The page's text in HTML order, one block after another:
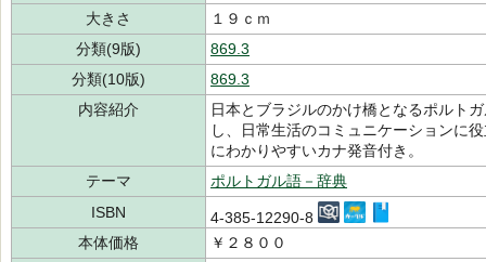
大きさ
１９ｃｍ
分類(9版)
869.3
分類(10版)
869.3
内容紹介
日本とブラジルのかけ橋となるポルト
し、日常生活のコミュニケーションに
にわかりやすいカナ発音付き。
テーマ
ポルトガル語－辞典
ISBN
4-385-12290-8
本体価格
￥２８００